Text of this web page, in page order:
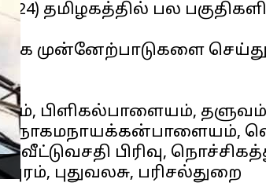
தமிழகத்தில் பல
முன்னேற்பாடுகளை
பிளிகல்பாளையம்,
நாகமநாயக்கன்பாளையம்,
பிரிவு,